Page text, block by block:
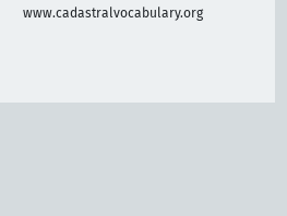
www.cadastralvocabulary.org